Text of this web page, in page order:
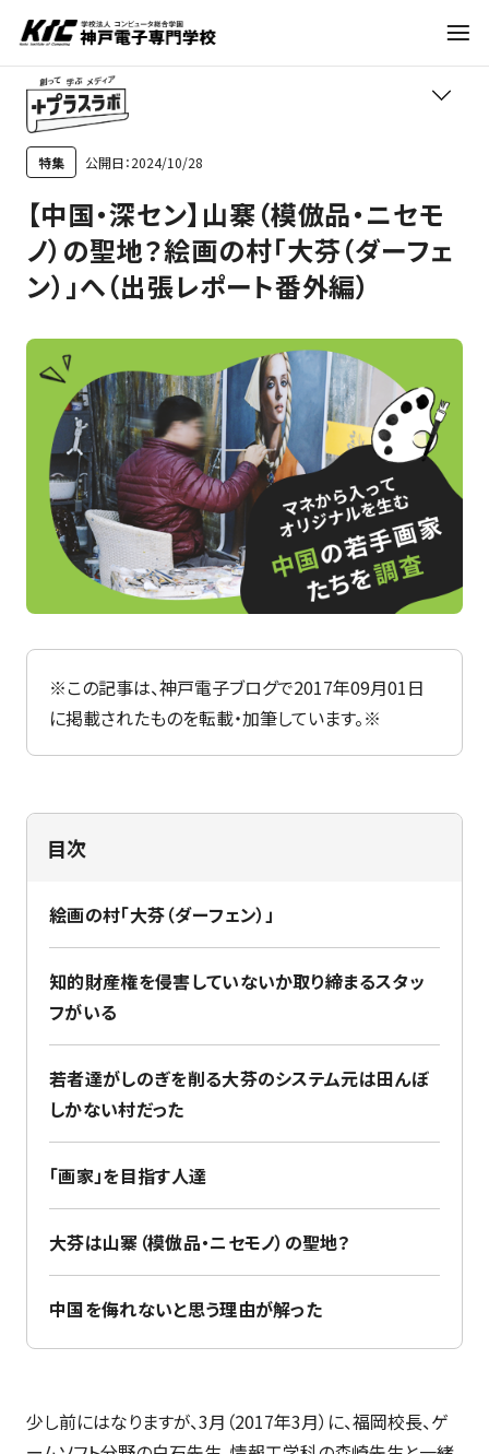
学科・コース
訪問者別
就職・資格
入試情報
神戸電子について
最新のお知らせ
+プラスラボ
1日最大2つの学科説明＆体験授業
神戸電子をもっと知る
こちら
TOP
学びの紹介
職業紹介
トレンド
進路アドバイス
特集
神戸電子専門学校サイト
特集 公開日：2024/10/28
【中国・深セン】山寨（模倣品・ニセモ
ノ）の聖地？絵画の村「大芬（ダーフェ
ン）」へ（出張レポート番外編）
※この記事は、神戸電子ブログで2017年09月01日
に掲載されたものを転載・加筆しています。※
目次
絵画の村「大芬（ダーフェン）」
知的財産権を侵害していないか取り締まるスタッ
フがいる
若者達がしのぎを削る大芬のシステム元は田んぼ
しかない村だった
「画家」を目指す人達
大芬は山寨（模倣品・ニセモノ）の聖地？
中国を侮れないと思う理由が解った
少し前にはなりますが、3月（2017年3月）に、福岡校長、ゲ